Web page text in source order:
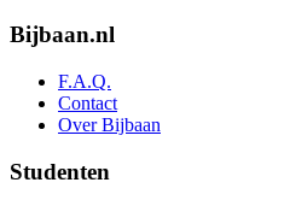
Bijbaan.nl
F.A.Q.
Contact
Over Bijbaan
Studenten